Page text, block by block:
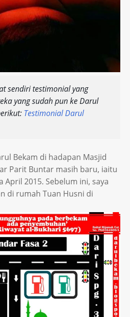
sendiri testimonial yang
yang sudah pun ke Darul
Testimonial Darul
Bekam di hadapan Masjid
Parit Buntar masih baru, iaitu
2015. Sebelum ini, saya
di rumah Tuan Husni di